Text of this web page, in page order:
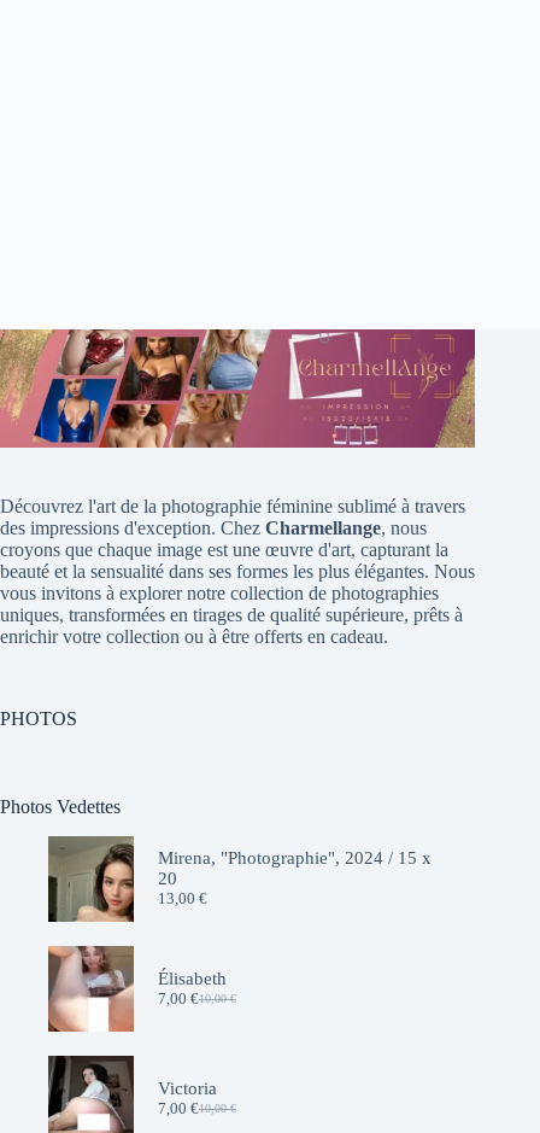
Découvrez l'art de la photographie féminine sublimé à travers
des impressions d'exception. Chez Charmellange, nous
croyons que chaque image est une œuvre d'art, capturant la
beauté et la sensualité dans ses formes les plus élégantes. Nous
vous invitons à explorer notre collection de photographies
uniques, transformées en tirages de qualité supérieure, prêts à
enrichir votre collection ou à être offerts en cadeau.
PHOTOS
Photos Vedettes
Mirena, "Photographie", 2024 / 15 x
20
13,00 €
Élisabeth
10,00€
Le
10,00 €.
7,00 €Le
7,00 €.
Victoria
10,00€
Le
7,00 €Le